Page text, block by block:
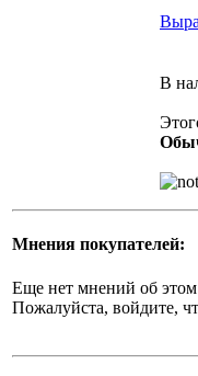
В
Мнения покупателей:
Еще нет мнений об этом
Пожалуйста, войдите,